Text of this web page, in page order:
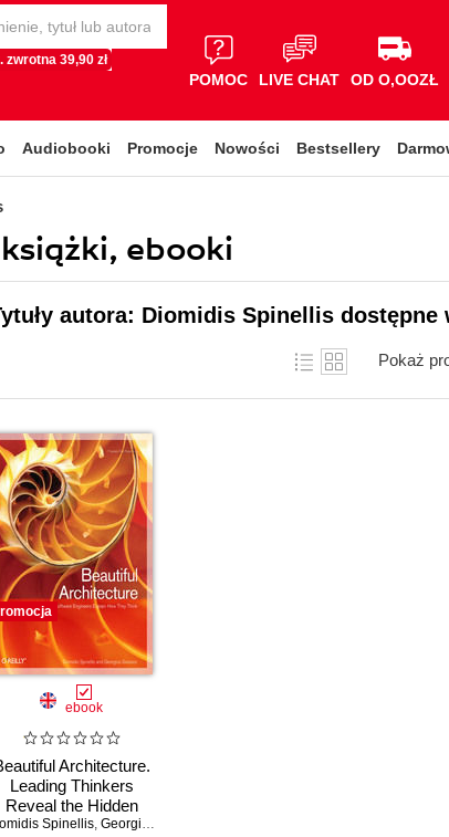
zwrotna 39,90 zł
POMOC LIVE CHAT OD O,OOZŁ
Audiobooki Promocje Nowości Bestsellery
ebooki
autora: Diomidis Spinellis dostępne
Pokaż
ebook
Architecture.
Leading Thinkers
Reveal the Hidden
Beauty in Software
Spinellis, Georgios Gousios